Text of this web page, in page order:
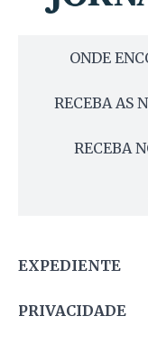
ONDE
RECEBA AS
RECEBA
EXPEDIENTE
PRIVACIDADE